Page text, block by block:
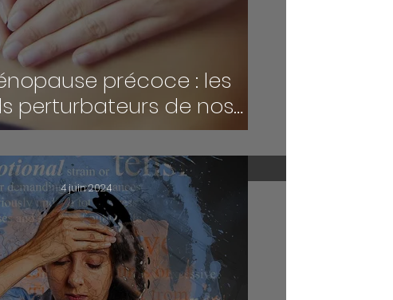
précoce : les
perturbateurs de nos
hormones
4 juin 2024